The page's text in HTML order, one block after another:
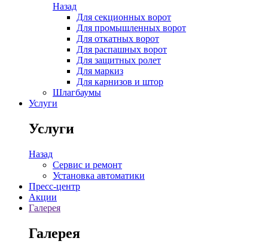
Назад
Для секционных ворот
Для промышленных ворот
Для откатных ворот
Для распашных ворот
Для защитных ролет
Для маркиз
Для карнизов и штор
Шлагбаумы
Услуги
Услуги
Назад
Сервис и ремонт
Установка автоматики
Пресс-центр
Акции
Галерея
Галерея